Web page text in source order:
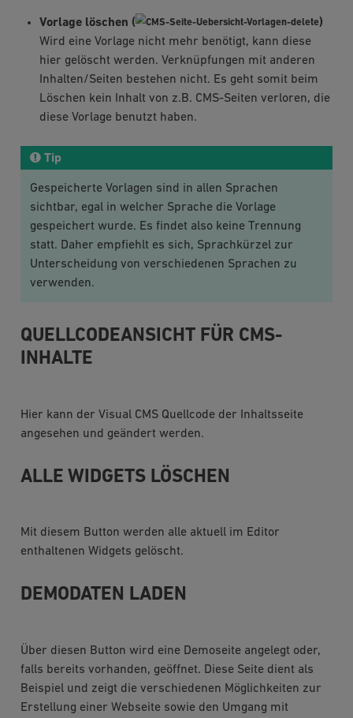
Vorlage löschen (
)
Wird eine Vorlage nicht mehr benötigt, kann diese
hier gelöscht werden. Verknüpfungen mit anderen
Inhalten/Seiten bestehen nicht. Es geht somit beim
Löschen kein Inhalt von z.B. CMS-Seiten verloren, die
diese Vorlage benutzt haben.
Tip
Gespeicherte Vorlagen sind in allen Sprachen
sichtbar, egal in welcher Sprache die Vorlage
gespeichert wurde. Es findet also keine Trennung
statt. Daher empfiehlt es sich, Sprachkürzel zur
Unterscheidung von verschiedenen Sprachen zu
verwenden.
QUELLCODEANSICHT FÜR CMS-
INHALTE
Hier kann der Visual CMS Quellcode der Inhaltsseite
angesehen und geändert werden.
ALLE WIDGETS LÖSCHEN
Mit diesem Button werden alle aktuell im Editor
enthaltenen Widgets gelöscht.
DEMODATEN LADEN
Über diesen Button wird eine Demoseite angelegt oder,
falls bereits vorhanden, geöffnet. Diese Seite dient als
Beispiel und zeigt die verschiedenen Möglichkeiten zur
Erstellung einer Webseite sowie den Umgang mit